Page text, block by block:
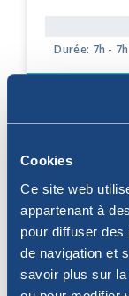
Cookies
Ce site web
appartenant à
pour diffuser
de navigation et
savoir plus sur
Durée: 7h -
Gênes
Ligurie
À PARTIR DE:
Retour
À PARTIR DE: